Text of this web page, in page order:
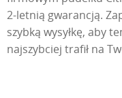
2-letnią gwarancją.
szybką wysyłkę, aby
najszybciej trafił na